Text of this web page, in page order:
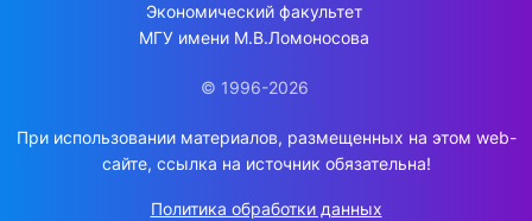
Экономический факультет
МГУ имени М.В.Ломоносова
© 1996-2026
При использовании материалов, размещенных на этом web-
сайте, ссылка на источник обязательна!
Политика обработки данных